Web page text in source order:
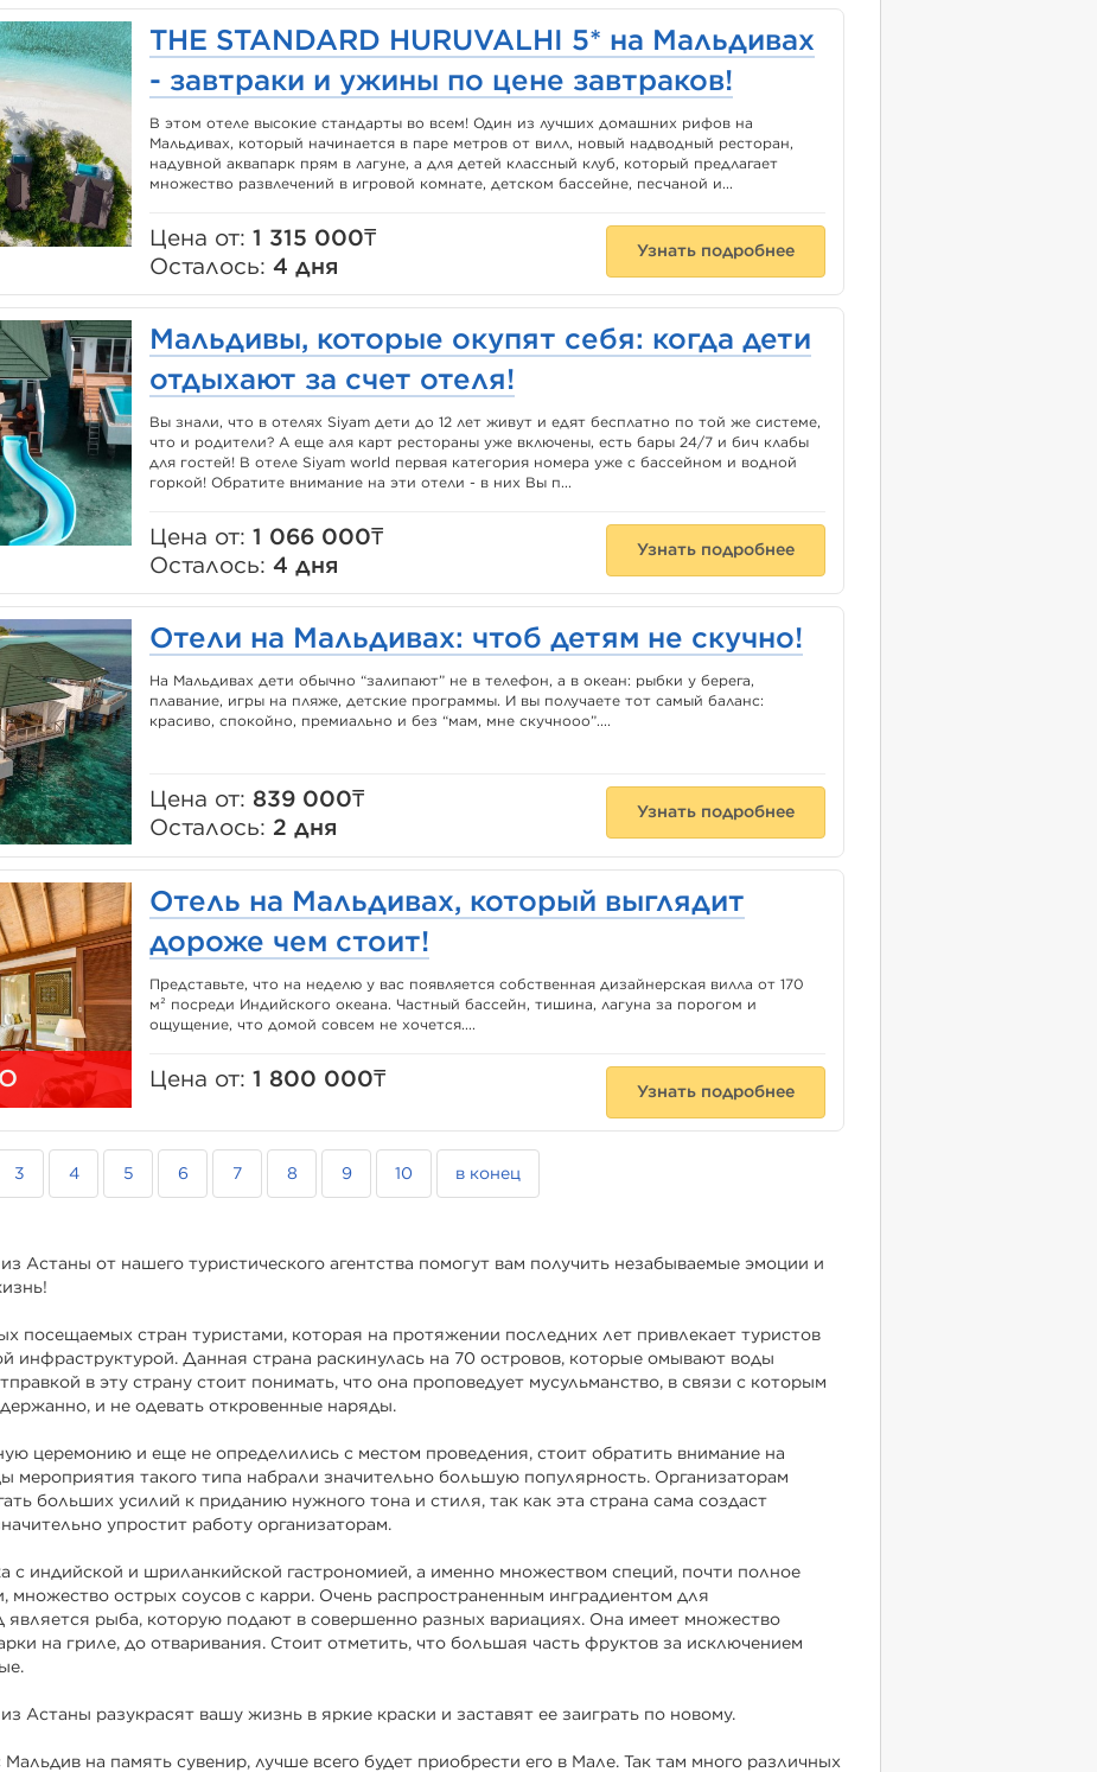
THE STANDARD HURUVALHI 5* на Мальдивах
- завтраки и ужины по цене завтраков!
В этом отеле высокие стандарты во всем! Один из лучших домашних рифов на
Мальдивах, который начинается в паре метров от вилл, новый надводный ресторан,
надувной аквапарк прям в лагуне, а для детей классный клуб, который предлагает
множество развлечений в игровой комнате, детском бассейне, песчаной и...
Цена от:1 315 000₸
Осталось:4 дня
Узнать подробнее
Мальдивы, которые окупят себя: когда дети
отдыхают за счет отеля!
Вы знали, что в отелях Siyam дети до 12 лет живут и едят бесплатно по той же системе,
что и родители? А еще аля карт рестораны уже включены, есть бары 24/7 и бич клабы
для гостей! В отеле Siyam world первая категория номера уже с бассейном и водной
горкой! Обратите внимание на эти отели - в них Вы п...
Цена от:1 066 000₸
Осталось:4 дня
Узнать подробнее
Отели на Мальдивах: чтоб детям не скучно!
На Мальдивах дети обычно “залипают” не в телефон, а в океан: рыбки у берега,
плавание, игры на пляже, детские программы. И вы получаете тот самый баланс:
красиво, спокойно, премиально и без “мам, мне скучнооо”....
Цена от: 839 000₸
Осталось: 2 дня
Узнать подробнее
Отель на Мальдивах, который выглядит
дороже чем стоит!
Представьте, что на неделю у вас появляется собственная дизайнерская вилла от 170
м² посреди Индийского океана. Частный бассейн, тишина, лагуна за порогом и
ощущение, что домой совсем не хочется....
Цена от:1 800 000₸
Узнать подробнее
3 4 5 6 7 8 9 10 в конец
Астаны от нашего туристического агентства помогут вам получить незабываемые эмоции и
посещаемых стран туристами, которая на протяжении последних лет привлекает туристов
инфраструктурой. Данная страна раскинулась на 70 островов, которые омывают воды
в эту страну стоит понимать, что она проповедует мусульманство, в связи с которым
и не одевать откровенные наряды.
церемонию и еще не определились с местом проведения, стоит обратить внимание на
мероприятия такого типа набрали значительно большую популярность. Организаторам
больших усилий к приданию нужного тона и стиля, так как эта страна сама создаст
упростит работу организаторам.
с индийской и шриланкийской гастрономией, а именно множеством специй, почти полное
множество острых соусов с карри. Очень распространенным инградиентом для
является рыба, которую подают в совершенно разных вариациях. Она имеет множество
на гриле, до отваривания. Стоит отметить, что большая часть фруктов за исключением
Астаны разукрасят вашу жизнь в яркие краски и заставят ее заиграть по новому.
на память сувенир, лучше всего будет приобрести его в Мале. Так там много различных